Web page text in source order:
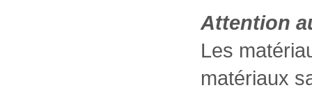
Attention
Les
matériaux